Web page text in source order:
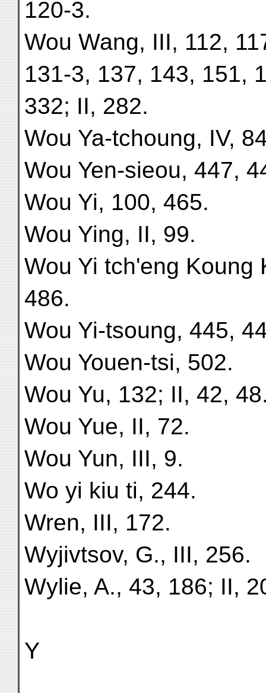
120-3.
Wou Wang, III, 112,
131-3, 137, 143, 151,
332; II, 282.
Wou Ya-tchoung, IV,
Wou Yen-sieou, 447,
Wou Yi, 100, 465.
Wou Ying, II, 99.
Wou Yi tch'eng Koung
486.
Wou Yi-tsoung, 445,
Wou Youen-tsi, 502.
Wou Yu, 132; II, 42,
Wou Yue, II, 72.
Wou Yun, III, 9.
Wo yi kiu ti, 244.
Wren, III, 172.
Wyjivtsov, G., III, 256.
Wylie, A., 43, 186; II,
Y